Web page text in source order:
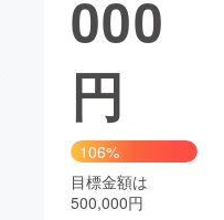
チャレンジ
CAMPFIRE Creation
コミュニティ
000
円
106%
目標金額は
500,000円